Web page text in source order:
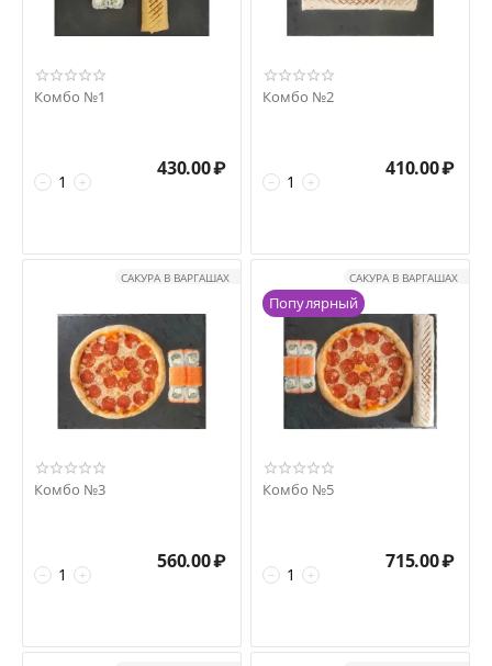
Комбо №1
+
−
430.00₽
Комбо №2
+
−
410.00₽
САКУРА В ВАРГАШАХ
Комбо №3
+
−
560.00₽
САКУРА В ВАРГАШАХ
Популярный
Комбо №5
+
−
715.00₽